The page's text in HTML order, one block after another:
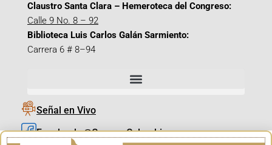
Claustro Santa Clara – Hemeroteca del Congreso:
Calle 9 No. 8 – 92
Biblioteca Luis Carlos Galán Sarmiento:
Carrera 6 # 8–94
Señal en Vivo
Facebook_@CamaraColombia